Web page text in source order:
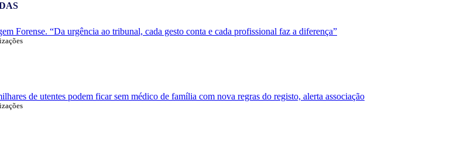
Forense. “Da urgência ao tribunal, cada gesto conta e cada profissional faz a diferença”
de utentes podem ficar sem médico de família com nova regras do registo, alerta associação